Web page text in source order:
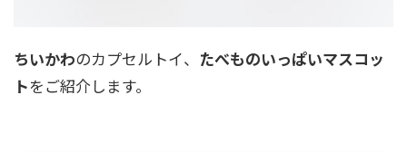
ちいかわのカプセルトイ、 たべものいっぱいマスコッ
トをご紹介します。